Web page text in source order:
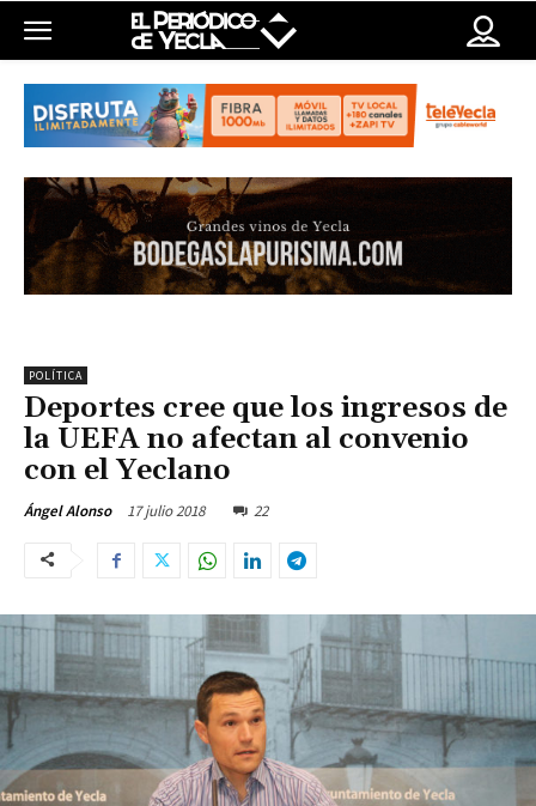
POLÍTICA
Deportes cree que los ingresos de
la UEFA no afectan al convenio
con el Yeclano
Ángel Alonso 17 julio 2018 22